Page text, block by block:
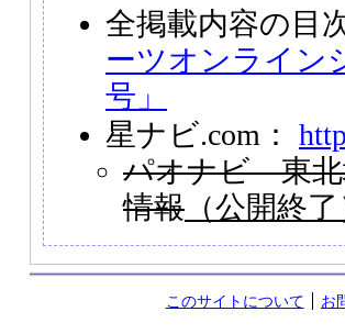
全掲載内容の目
ーツオンライン
号」
星ナビ.com：
パオナビ 東北
情報 （公開終了
このサイトについて お